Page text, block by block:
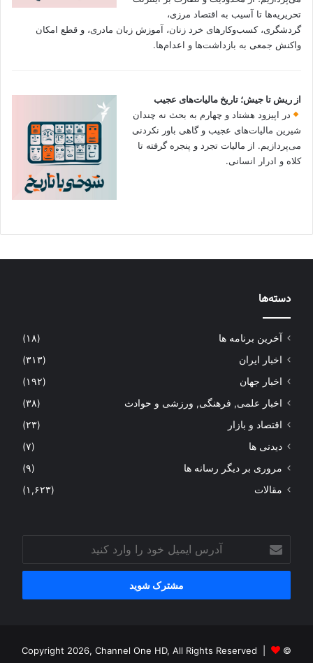
تحریریه‌ها تا آسیب به اقتصاد مرزی،
گردشگری، کسب‌وکارهای خرد زنان، آموزش زبان مادری، و قطع امکان
واکنش جمعی به بازداشت‌ها و اعدام‌ها.
از ریش تا جیش؛ تاریخ مالیات‌های عجیب
در اپیزود هشتاد و چهارم به بحث نه چندان
شیرین مالیات‌های عجیب و گاهی باور نکردنی‌
می‌پردازیم. از مالیات تجرد و پنجره گرفته تا
کلاه و ادرار انسانی.
دسته‌ها
آخرین برنامه ها
(۱۸)
اخبار ایران
(۳۱۳)
اخبار جهان
(۱۹۲)
اخبار علمی, فرهنگی, ورزشی و حوادث
(۳۸)
اقتصاد و بازار
(۲۳)
دیدنی ها
(۷)
مروری بر دیگر رسانه ها
(۹)
مقالات
(۱,۶۲۳)
آدرس
ایمیل
خود
وارد
© Copyright 2026, Channel One HD, All Rights Reserved |